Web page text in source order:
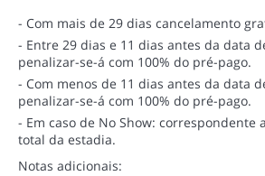
- Com mais de 29 dias cancelamento
- Entre 29 dias e 11 dias antes da data
penalizar-se-á com 100% do pré-pago.
- Com menos de 11 dias antes da data
penalizar-se-á com 100% do pré-pago.
- Em caso de No Show: correspondente
total da estadia.
Notas adicionais: